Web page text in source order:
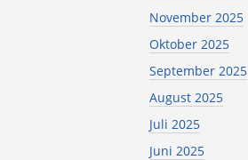
November 2025
Oktober 2025
September 2025
August 2025
Juli 2025
Juni 2025